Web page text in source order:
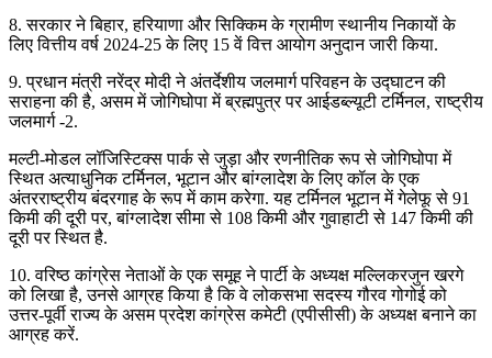
8. सरकार ने बिहार, हरियाणा और सिक्किम के ग्रामीण स्थानीय निकायों के
लिए वित्तीय वर्ष 2024-25 के लिए 15 वें वित्त आयोग अनुदान जारी किया.
9. प्रधान मंत्री नरेंद्र मोदी ने अंतर्देशीय जलमार्ग परिवहन के उद्घाटन की
सराहना की है, असम में जोगिघोपा में ब्रह्मपुत्र पर आईडब्ल्यूटी टर्मिनल, राष्ट्रीय
जलमार्ग -2.
मल्टी-मोडल लॉजिस्टिक्स पार्क से जुड़ा और रणनीतिक रूप से जोगिघोपा में
स्थित अत्याधुनिक टर्मिनल, भूटान और बांग्लादेश के लिए कॉल के एक
अंतरराष्ट्रीय बंदरगाह के रूप में काम करेगा. यह टर्मिनल भूटान में गेलेफू से 91
किमी की दूरी पर, बांग्लादेश सीमा से 108 किमी और गुवाहाटी से 147 किमी की
दूरी पर स्थित है.
10. वरिष्ठ कांग्रेस नेताओं के एक समूह ने पार्टी के अध्यक्ष मल्लिकरजुन खरगे
को लिखा है, उनसे आग्रह किया है कि वे लोकसभा सदस्य गौरव गोगोई को
उत्तर-पूर्वी राज्य के असम प्रदेश कांग्रेस कमेटी (एपीसीसी) के अध्यक्ष बनाने का
आग्रह करें.